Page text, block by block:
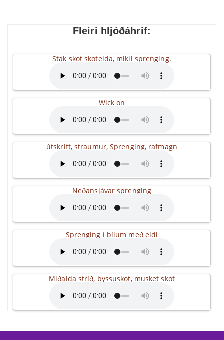
Fleiri hljóðáhrif:
Stak skot skotelda, mikil sprenging.
Wick on
útskrift, straumur, Sprenging, rafmagn
Neðansjávar sprenging
Sprenging í bílum með eldi
Miðalda stríð, byssuskot, musket skot